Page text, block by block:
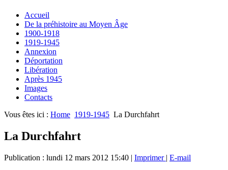
Accueil
De la préhistoire au Moyen Âge
1900-1918
1919-1945
Annexion
Déportation
Libération
Après 1945
Images
Contacts
Vous êtes ici : Home 1919-1945 La Durchfahrt
La Durchfahrt
Publication : lundi 12 mars 2012 15:40 | Imprimer | E-mail